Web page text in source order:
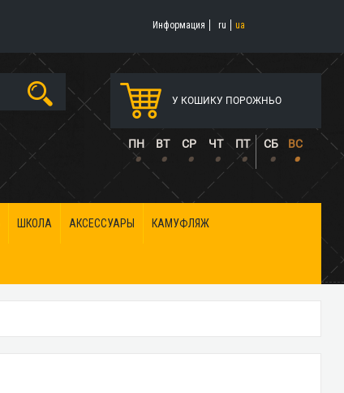
Информация ru ua
У КОШИКУ ПОРОЖНЬО
ПН ВТ СР ЧТ ПТ СБ ВС
• • • • • • •
ШКОЛА АКСЕССУАРЫ КАМУФЛЯЖ